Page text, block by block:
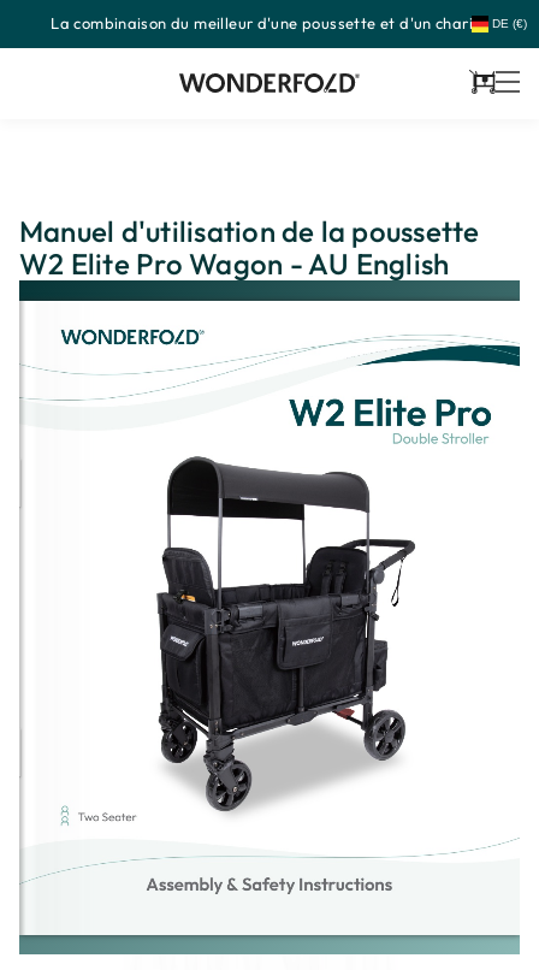
Passer
au
La combinaison du meilleur d'une poussette et d'un chariot DE (€)
Manuel d'utilisation de la poussette
W2 Elite Pro Wagon - AU English